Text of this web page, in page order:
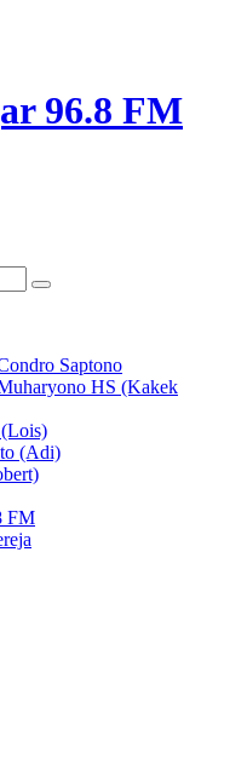
96.8 FM
Saptono
HS (Kakek
(Adi)
FM